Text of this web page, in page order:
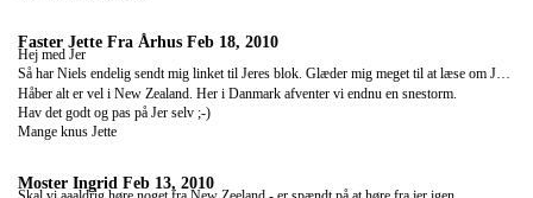
Faster Jette Fra Århus Feb 18, 2010
Hej med Jer
Så har Niels endelig sendt mig linket til Jeres blok. Glæder mig meget til at læse om Jeres oplevelser og ikke mindst til at se billederne.
Håber alt er vel i New Zealand. Her i Danmark afventer vi endnu en snestorm.
Hav det godt og pas på Jer selv ;-)
Mange knus Jette
Moster Ingrid Feb 13, 2010